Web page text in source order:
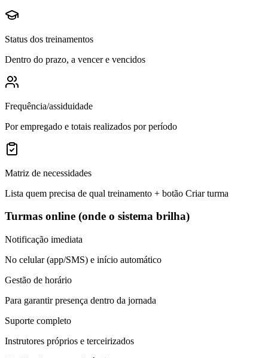
Status dos treinamentos
Dentro do prazo, a vencer e vencidos
Frequência/assiduidade
Por empregado e totais realizados por período
Matriz de necessidades
Lista quem precisa de qual treinamento + botão Criar turma
Turmas online (onde o sistema brilha)
Notificação imediata
No celular (app/SMS) e início automático
Gestão de horário
Para garantir presença dentro da jornada
Suporte completo
Instrutores próprios e terceirizados